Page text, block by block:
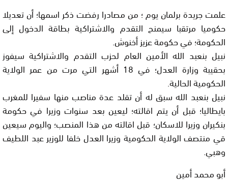
علمت جريدة برلمان يوم ؛ من مصادرا رفضت ذكر اسمها؛ أن تعديلا
حكوميا مرتقبا سيمنح التقدم والاشتراكية بطاقة الدخول إلى
الحكومة؛ في حكومة عزيز أخنوش.
نبيل بنعبد الله الأمين العام لحزب التقدم والاشتراكية سيفوز
بحقيبة وزارة العدل؛ في 18 أشهر التي مرت من عمر الولاية
الحكومية الحالية.
نبيل بنعبد الله سبق له أن تقلد عدة مناصب منها سفيرا للمغرب
بايطاليا؛ قبل أن يتم اقالته؛ ليعين بعد سنوات وزيرا في حكومة
بنكيران وزيرا للاسكان؛ قبل اقالته من هذا المنصب؛ واليوم سيعين
قي منتصف الولاية الحكومية وزيرا العدل خلفا للوزير عبد اللطيف
وهبي.
أبو محمد أمين